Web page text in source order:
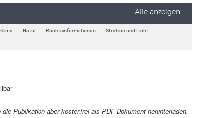
Alle anzeigen
Natur Rechtsinformationen Strahlen und Licht
Publikation aber kostenfrei als PDF-Dokument herunterladen.